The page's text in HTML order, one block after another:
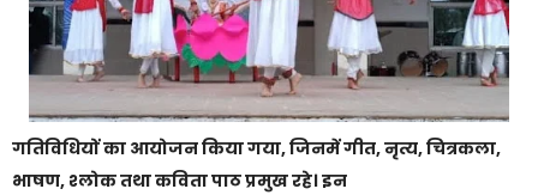
गतिविधियों का आयोजन किया गया, जिनमें गीत, नृत्य, चित्रकला,
भाषण, श्लोक तथा कविता पाठ प्रमुख रहे। इन